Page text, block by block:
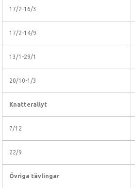
17/2-16/3
17/2-14/9
13/1-29/1
20/10-1/3
Knatterallyt
7/12
22/9
Övriga tävlingar